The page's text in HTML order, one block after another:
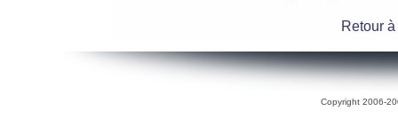
Retour
Copyright 2006-